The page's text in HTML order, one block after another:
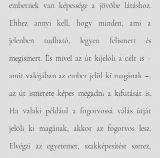
embernek van képessége a jövőbe látáshoz.
Ehhez annyi kell, hogy minden, ami a
jelenben tudható, legyen felismert és
megismert. És mivel az út kijelöli a célt is –
amit valójában az ember jelöl ki magának –,
az út ismerete képes megadni a kifutását is.
Ha valaki például a fogorvossá válás útját
jelöli ki magának, akkor az fogorvos lesz.
Elvégzi az egyetemet, szakképesítést szerez,